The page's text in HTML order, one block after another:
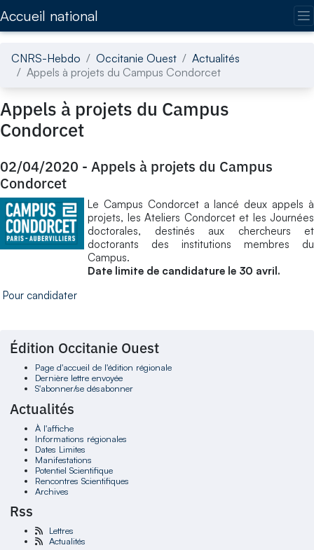
Accueil national
CNRS-Hebdo Occitanie Ouest
Actualités
Appels à projets du Campus Condorcet
Appels à projets du Campus
Condorcet
02/04/2020 - Appels à projets du Campus
Condorcet
Le Campus Condorcet a lancé deux appels à
projets, les Ateliers Condorcet et les Journées
doctorales, destinés aux chercheurs et
doctorants des institutions membres du
Campus.
Date limite de candidature le 30 avril.
Pour candidater
Édition Occitanie Ouest
Page d'accueil de l'édition régionale
Dernière lettre envoyée
S'abonner/se désabonner
Actualités
À l'affiche
Informations régionales
Dates Limites
Manifestations
Potentiel Scientifique
Rencontres Scientifiques
Archives
Rss
Lettres
Actualités